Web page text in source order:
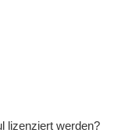
lizenziert werden?